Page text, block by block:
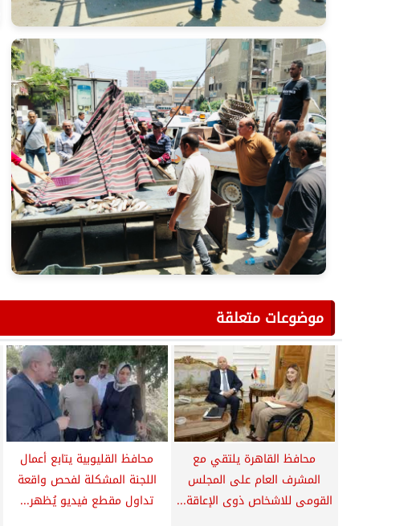
موضوعات متعلقة
محافظ القاهرة يلتقي مع
المشرف العام على المجلس
القومى للاشخاص ذوى الإعاقة...
محافظ القليوبية يتابع أعمال
اللجنة المشكلة لفحص واقعة
تداول مقطع فيديو يُظهر...